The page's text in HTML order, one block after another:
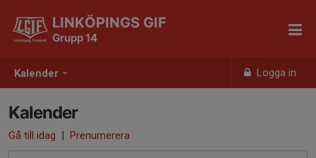
Kalender Logga in
LINKÖPINGS GIF
Grupp 14
Kalender
Gå till idag | Prenumerera